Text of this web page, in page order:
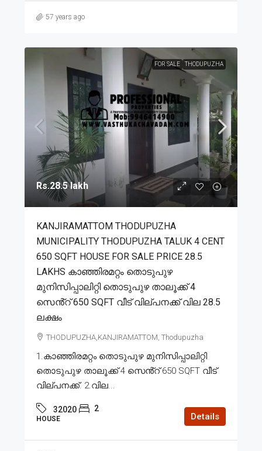
57 years ago
FOR SALE THODUPUZHA
Rs.28.5 lakh
KANJIRAMATTOM THODUPUZHA
MUNICIPALITY THODUPUZHA TALUK 4 CENT
650 SQFT HOUSE FOR SALE PRICE 28.5
LAKHS കാഞ്ഞിരമറ്റം തൊടുപുഴ
മുനിസിപ്പാലിറ്റി തൊടുപുഴ താലൂക്ക് 4
സെൻ്റ് 650 SQFT വീട് വില്പനക്ക് വില 28.5
ലക്ഷം
THODUPUZHA,KANJIRAMATTOM, Thodupuzha
1.കാഞ്ഞിരമറ്റം തൊടുപുഴ മുനിസിപ്പാലിറ്റി
തൊടുപുഴ താലൂക്ക് 4 സെൻ്റ് 650 SQFT വീട്
വില്പനക്ക്. 2.വില...
32020 2
HOUSE Details